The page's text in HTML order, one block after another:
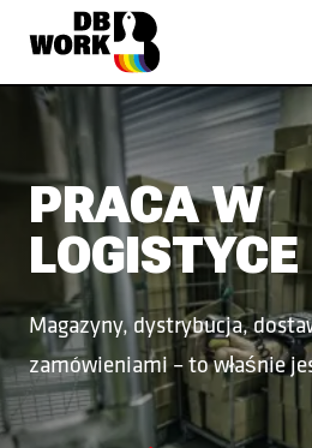
PRACA W
LOGISTYCE
Magazyny, dystrybucja,
zamówieniami – to właśnie